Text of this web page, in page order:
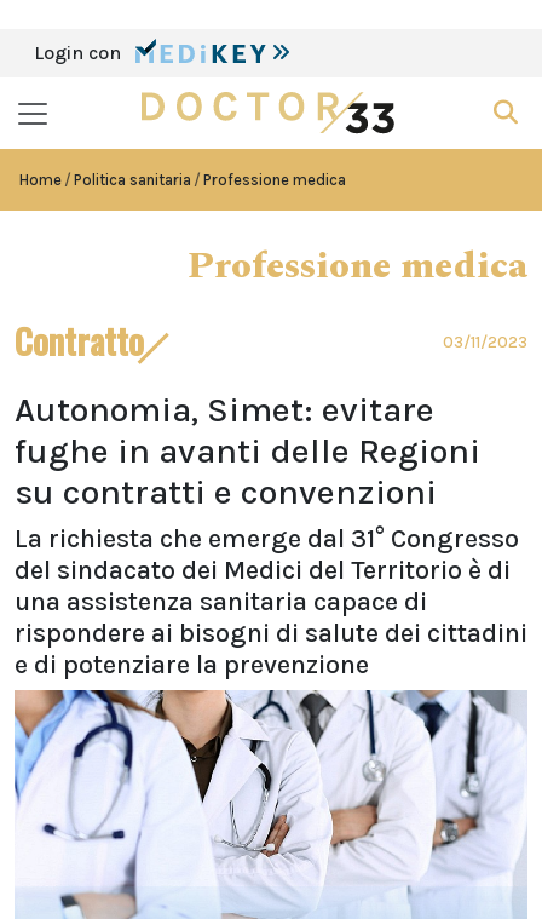
Login con
Home Politica sanitaria Professione medica
Professione medica
Contratto 03/11/2023
Autonomia, Simet: evitare
fughe in avanti delle Regioni
su contratti e convenzioni
La richiesta che emerge dal 31° Congresso
del sindacato dei Medici del Territorio è di
una assistenza sanitaria capace di
rispondere ai bisogni di salute dei cittadini
e di potenziare la prevenzione